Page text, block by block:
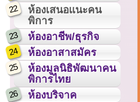
22
ห้องเสนอแนะคน
พิการ
23 ห้องอาชีพ/ธุรกิจ
24 ห้องอาสาสมัคร
25
ห้องมูลนิธิพัฒนาคน
พิการไทย
26 ห้องบริจาค